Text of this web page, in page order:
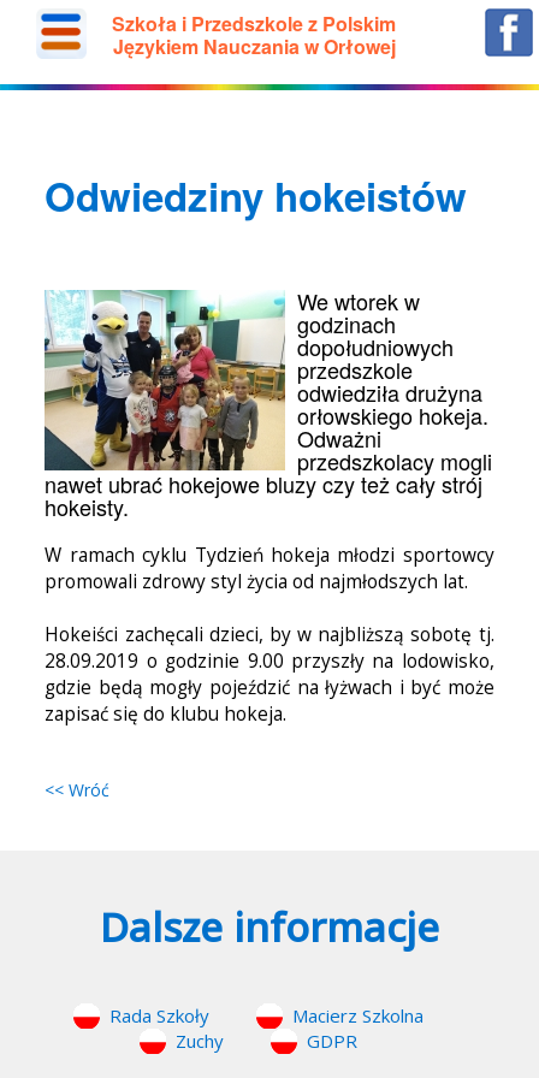
Szkoła i Przedszkole z Polskim
Językiem Nauczania w Orłowej
Odwiedziny hokeistów
We wtorek w
godzinach
dopołudniowych
przedszkole
odwiedziła drużyna
orłowskiego hokeja.
Odważni
przedszkolacy mogli
nawet ubrać hokejowe bluzy czy też cały strój
hokeisty.
W ramach cyklu Tydzień hokeja młodzi sportowcy
promowali zdrowy styl życia od najmłodszych lat.
Hokeiści zachęcali dzieci, by w najbliższą sobotę tj.
28.09.2019 o godzinie 9.00 przyszły na lodowisko,
gdzie będą mogły pojeździć na łyżwach i być może
zapisać się do klubu hokeja.
<< Wróć
Dalsze informacje
Rada Szkoły
Macierz Szkolna
Zuchy
GDPR